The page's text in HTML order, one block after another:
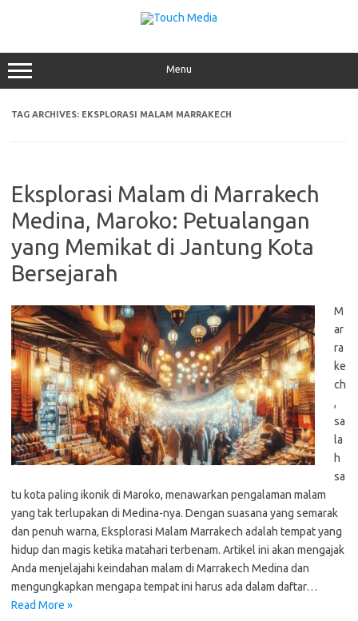
Menu
TAG ARCHIVES: EKSPLORASI MALAM MARRAKECH
Eksplorasi Malam di Marrakech
Medina, Maroko: Petualangan
yang Memikat di Jantung Kota
Bersejarah
M
ar
ra
ke
ch
,
sa
la
h
sa
tu kota paling ikonik di Maroko, menawarkan pengalaman malam
yang tak terlupakan di Medina-nya. Dengan suasana yang semarak
dan penuh warna, Eksplorasi Malam Marrakech adalah tempat yang
hidup dan magis ketika matahari terbenam. Artikel ini akan mengajak
Anda menjelajahi keindahan malam di Marrakech Medina dan
mengungkapkan mengapa tempat ini harus ada dalam daftar…
Read More »